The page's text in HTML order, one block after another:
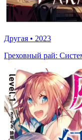
Другая • 2023
Греховный рай: